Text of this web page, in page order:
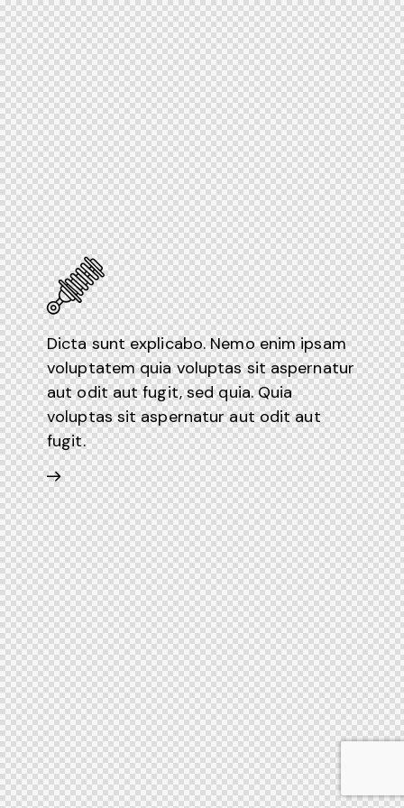
Dicta sunt explicabo. Nemo enim ipsam
voluptatem quia voluptas sit aspernatur
aut odit aut fugit, sed quia. Quia
voluptas sit aspernatur aut odit aut
fugit.